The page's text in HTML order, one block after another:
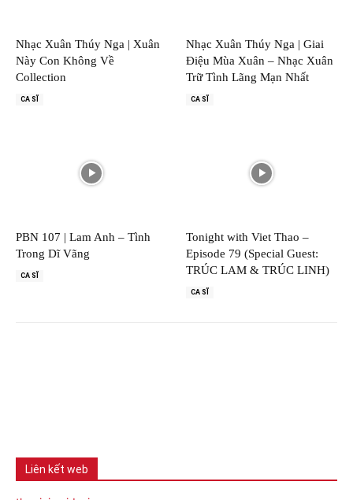
Nhạc Xuân Thúy Nga | Xuân
Này Con Không Về
Collection
CA SĨ
Nhạc Xuân Thúy Nga | Giai
Điệu Mùa Xuân – Nhạc Xuân
Trữ Tình Lãng Mạn Nhất
CA SĨ
PBN 107 | Lam Anh – Tình
Trong Dĩ Vãng
CA SĨ
Tonight with Viet Thao –
Episode 79 (Special Guest:
TRÚC LAM & TRÚC LINH)
CA SĨ
Liên kết web